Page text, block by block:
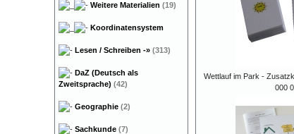
Wettlauf im Park -
000
Weitere Materialien (19)
Koordinatensystem
Lesen / Schreiben -» (313)
DaZ (Deutsch als
Zweitsprache) (42)
Geographie (2)
Sachkunde (7)